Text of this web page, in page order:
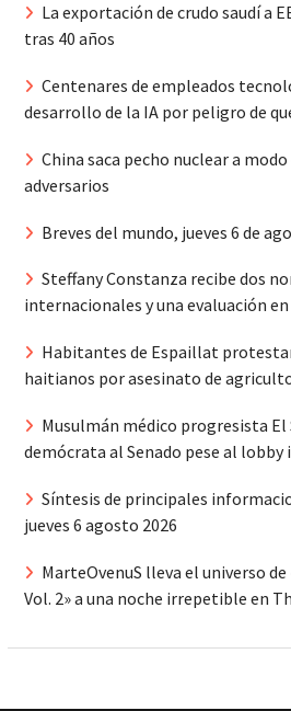
La exportación de crudo saudí a
tras 40 años
Centenares de empleados
desarrollo de la IA por peligro de
China saca pecho nuclear a
adversarios
Breves del mundo, jueves 6 de
Steffany Constanza recibe dos
internacionales y una evaluación
Habitantes de Espaillat
haitianos por asesinato de
Musulmán médico progresista El
demócrata al Senado pese al lobby
Síntesis de principales
jueves 6 agosto 2026
MarteOvenuS lleva el universo
Vol. 2» a una noche irrepetible en